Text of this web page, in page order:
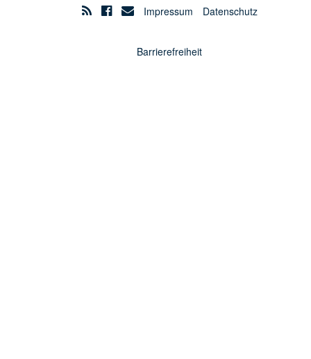
Impressum Datenschutz
Barrierefreiheit